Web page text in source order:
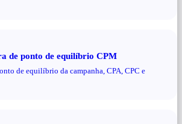
de ponto de equilíbrio CPM
de equilíbrio da campanha, CPA, CPC e